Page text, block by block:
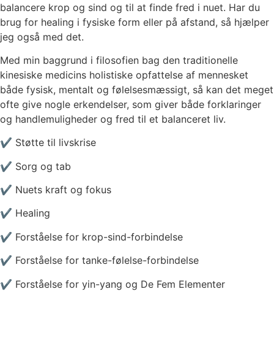
balancere krop og sind og til at finde fred i nuet. Har du
brug for healing i fysiske form eller på afstand, så hjælper
jeg også med det.
Med min baggrund i filosofien bag den traditionelle
kinesiske medicins holistiske opfattelse af mennesket
både fysisk, mentalt og følelsesmæssigt, så kan det meget
ofte give nogle erkendelser, som giver både forklaringer
og handlemuligheder og fred til et balanceret liv.
✔ Støtte til livskrise
✔ Sorg og tab
✔ Nuets kraft og fokus
✔ Healing
✔ Forståelse for krop-sind-forbindelse
✔ Forståelse for tanke-følelse-forbindelse
✔ Forståelse for yin-yang og De Fem Elementer